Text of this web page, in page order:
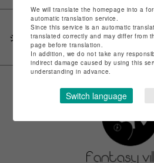
シェアする
We will translate the homepage into a
automatic translation service.
Since this service is an automatic
translated correctly and may differ from
page before translation.
In addition, we do not take any
indirect damage caused by using this
understanding in advance.
Switch language